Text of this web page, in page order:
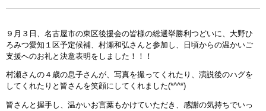
９月３日、名古屋市の東区後援会の皆様の総選挙勝利つどいに、大野ひ
ろみつ愛知１区予定候補、村瀬和弘さんと参加し、日頃からの温かいご
支援へのお礼と決意表明をしました！！！
村瀬さんの４歳の息子さんが、写真を撮ってくれたり、演説後のハグを
してくれたりと皆さんを笑顔にしてくれました(*^^*)
皆さんと握手し、温かいお言葉もかけていただき、感謝の気持ちでいっ